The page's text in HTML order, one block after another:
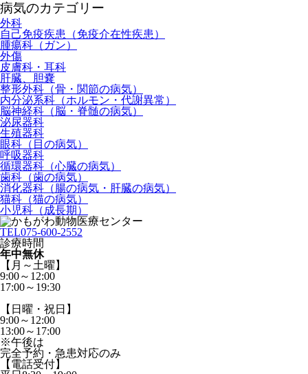
病気のカテゴリー
外科
自己免疫疾患（免疫介在性疾患）
腫瘍科（ガン）
外傷
皮膚科・耳科
肝臓、胆嚢
整形外科（骨・関節の病気）
内分泌系科（ホルモン・代謝異常）
脳神経科（脳・脊髄の病気）
泌尿器科
生殖器科
眼科（目の病気）
呼吸器科
循環器科（心臓の病気）
歯科（歯の病気）
消化器科（腸の病気・肝臓の病気）
猫科（猫の病気）
小児科（成長期）
TEL075-600-2552
診療時間
年中無休
【月～土曜】
9:00～12:00
17:00～19:30
【日曜・祝日】
9:00～12:00
13:00～17:00
※午後は
完全予約・急患対応のみ
【電話受付】